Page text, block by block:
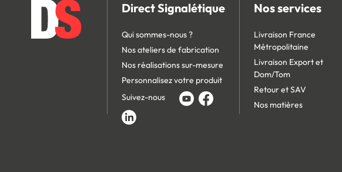
Direct Signalétique
Qui sommes-nous ?
Nos ateliers de fabrication
Nos réalisations sur-mesure
Personnalisez votre produit
Suivez-nous
Nos services
Livraison France
Métropolitaine
Livraison Export et
Dom/Tom
Retour et SAV
Nos matières